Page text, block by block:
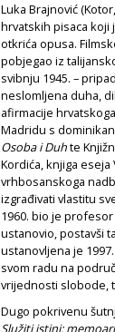
Luka Brajnović
hrvatskih pisaca
otkrića opusa.
pobjegao iz
svibnju 1945. –
neslomljena duha,
afirmacije
Madridu s
Osoba i Duhte
Kordića, knjiga eseja
vrhbosanskoga
izgrađivati vlastitu
1960. bio je
ustanovio, postavši
ustanovljena je
svom radu na
vrijednosti slobode,
Dugo pokrivenu
Služiti istini: